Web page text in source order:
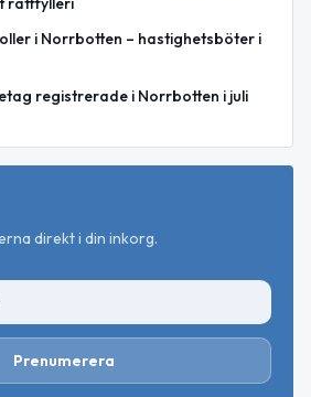
i Norrbotten – hastighetsböter i
registrerade i Norrbotten i juli
direkt i din inkorg.
Prenumerera